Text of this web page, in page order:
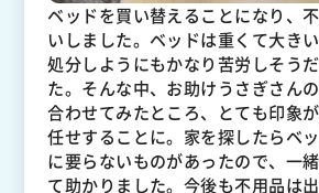
ベッドを買い替えることになり、
いしました。ベッドは重くて大き
処分しようにもかなり苦労しそう
た。そんな中、お助けうさぎさん
合わせてみたところ、とても印象
任せすることに。家を探したらベ
に要らないものがあったので、一
て助かりました。今後も不用品は